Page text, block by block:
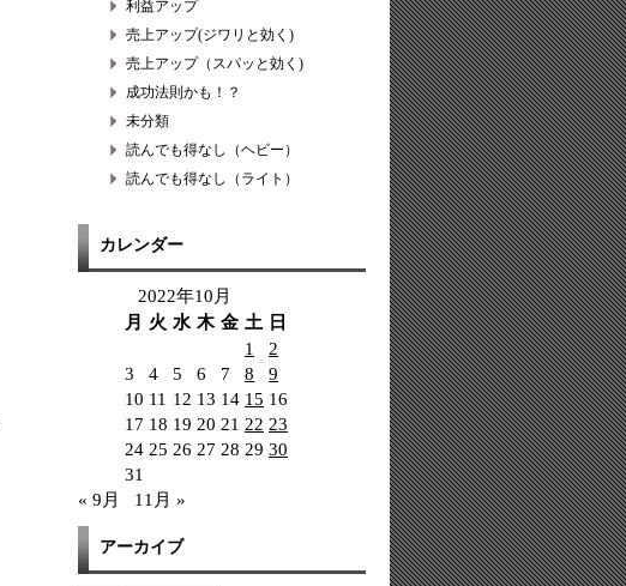
利益アップ
売上アップ(ジワリと効く)
売上アップ（スパッと効く)
成功法則かも！？
未分類
読んでも得なし（ヘビー）
読んでも得なし（ライト）
カレンダー
2022年10月
月
火 水 木 金 土 日
1
2
3
4 5 6 7 8
9
10 11 12 13 14 15 16
17 18 19 20 21 22 23
24 25 26 27 28 29 30
31
« 9月
11月 »
アーカイブ